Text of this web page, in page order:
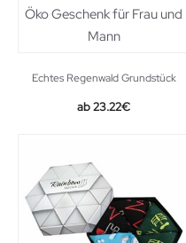
Echtes Regenwald Grundstück
23.22€